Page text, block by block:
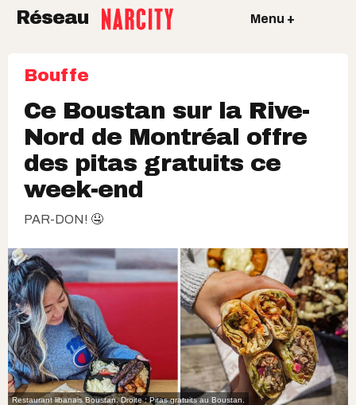
Réseau Menu +
Bouffe
Ce Boustan sur la Rive-
Nord de Montréal offre
des pitas gratuits ce
week-end
PAR-DON! 🤤
Restaurant libanais Boustan. Droite : Pitas gratuits au Boustan.